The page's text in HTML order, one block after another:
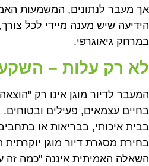
אך מעבר לנתונים, המשמעות
הידיעה שיש מענה מיידי לכל
במרחק גיאוגרפי.
לא רק עלות –
המעבר לדיור מוגן אינו רק
בחיים עצמאים, פעילים
בבית איכותי, בבריאות או
בחירת מסגרת דיור מוגן
השאלה האמיתית איננה "כמה זה